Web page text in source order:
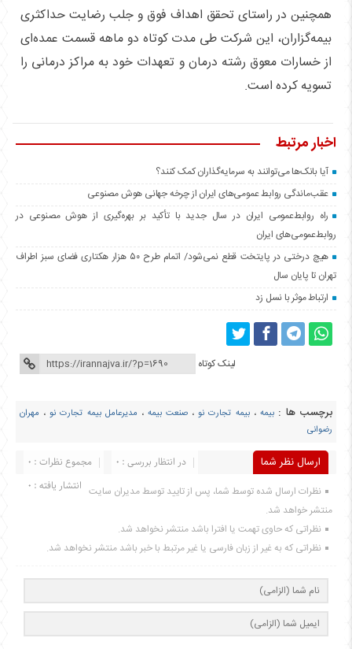
همچنین در راستای تحقق اهداف فوق و جلب رضایت حداکثری
بیمه‌گزاران، این شرکت طی مدت کوتاه دو ماهه قسمت عمده‌ای
از خسارات معوق رشته درمان و تعهدات خود به مراکز درمانی را
تسویه کرده است.
اخبار مرتبط
آیا بانک‌ها می‌توانند به سرمایه‌گذاران کمک کنند؟
عقب‌ماندگی روابط عمومی‌های ایران از چرخه جهانی هوش مصنوعی
راه روابط‌عمومی ایران در سال جدید با تأکید بر بهره‌گیری از هوش مصنوعی در
روابط‌عمومی‌های ایران
هیچ درختی در پایتخت قطع نمی‌شود/ اتمام طرح ۵۰ هزار هکتاری فضای سبز اطراف
تهران تا پایان سال
ارتباط موثر با نسل زد
لینک کوتاه
برچسب ها : بیمه ،بیمه تجارت نو، صنعت بیمه ، مدیرعامل بیمه تجارت نو، مهران
رضوانی
ارسال نظر شما مجموع نظرات : 0
در انتظار بررسی : 0
انتشار یافته : 0 نظرات ارسال شده توسط شما، پس از تایید توسط مدیران سایت
منتشر خواهد شد.
نظراتی که حاوی تهمت یا افترا باشد منتشر نخواهد شد.
نظراتی که به غیر از زبان فارسی یا غیر مرتبط با خبر باشد منتشر نخواهد شد.